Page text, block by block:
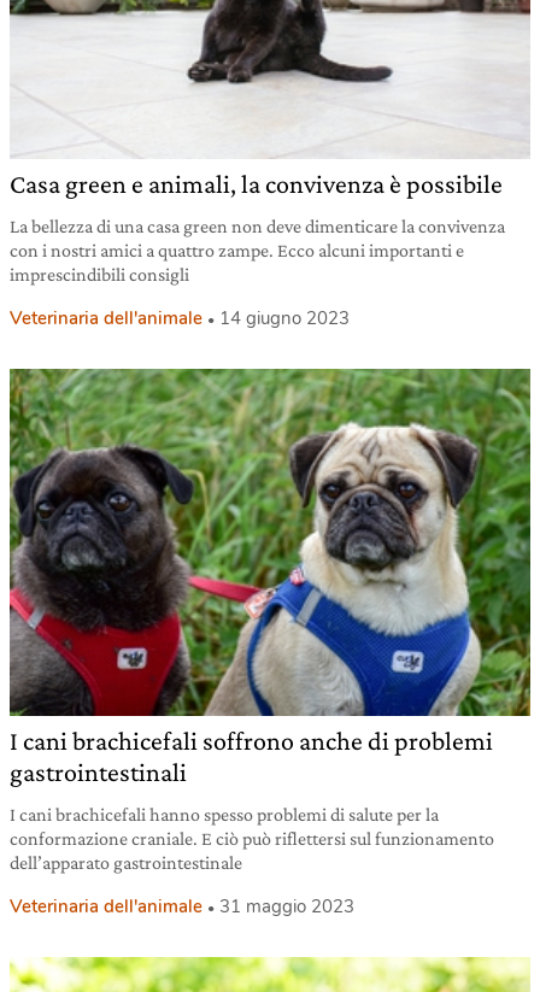
Casa green e animali, la convivenza è possibile
La bellezza di una casa green non deve dimenticare la convivenza
con i nostri amici a quattro zampe. Ecco alcuni importanti e
imprescindibili consigli
Veterinaria dell'animale 14 giugno 2023
I cani brachicefali soffrono anche di problemi
gastrointestinali
I cani brachicefali hanno spesso problemi di salute per la
conformazione craniale. E ciò può riflettersi sul funzionamento
dell’apparato gastrointestinale
Veterinaria dell'animale 31 maggio 2023